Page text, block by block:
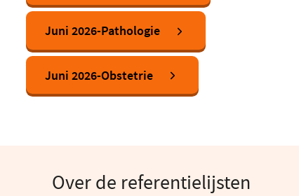
Juni 2026-Pathologie
Juni 2026-Obstetrie
Over de referentielijsten